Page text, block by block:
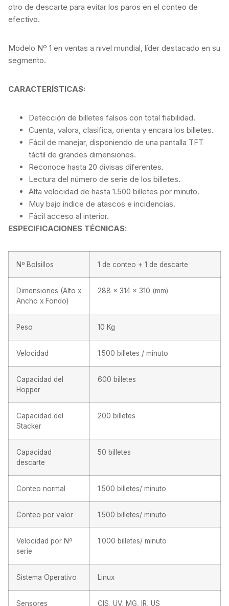
otro de descarte para evitar los paros en el conteo de
efectivo.
Modelo Nº 1 en ventas a nivel mundial, líder destacado en su
segmento.
CARACTERÍSTICAS:
Detección de billetes falsos con total fiabilidad.
Cuenta, valora, clasifica, orienta y encara los billetes.
Fácil de manejar, disponiendo de una pantalla TFT
táctil de grandes dimensiones.
Reconoce hasta 20 divisas diferentes.
Lectura del número de serie de los billetes.
Alta velocidad de hasta 1.500 billetes por minuto.
Muy bajo índice de atascos e incidencias.
Fácil acceso al interior.
ESPECIFICACIONES TÉCNICAS:
Nº Bolsillos 1 de conteo + 1 de descarte
Dimensiones (Alto x
Ancho x Fondo)
288 x 314 x 310 (mm)
Peso 10 Kg
Velocidad 1.500 billetes / minuto
Capacidad del
Hopper
600 billetes
Capacidad del
Stacker
200 billetes
Capacidad
descarte
50 billetes
Conteo normal 1.500 billetes/ minuto
Conteo por valor 1.500 billetes/ minuto
Velocidad por Nº
serie
1.000 billetes/ minuto
Sistema Operativo Linux
Sensores CIS, UV, MG, IR, US